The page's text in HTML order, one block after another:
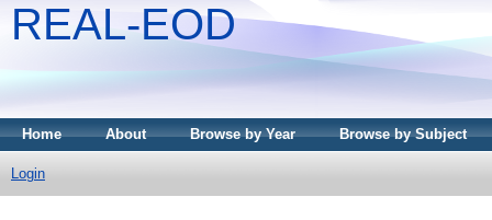
REAL-EOD
Home About Browse by Year Browse by Subject
Login